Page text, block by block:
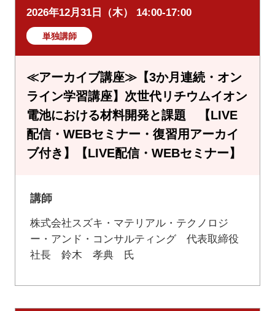
2026年12月31日（木） 14:00-17:00
単独講師
≪アーカイブ講座≫【3か月連続・オン
ライン学習講座】次世代リチウムイオン
電池における材料開発と課題 【LIVE
配信・WEBセミナー・復習用アーカイ
ブ付き】【LIVE配信・WEBセミナー】
講師
株式会社スズキ・マテリアル・テクノロジ
ー・アンド・コンサルティング 代表取締役
社長 鈴木 孝典 氏